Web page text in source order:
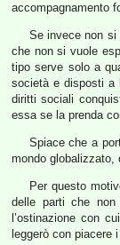
accompagnamento
Se invece non
che non si vuole
tipo serve solo a
società e disposti a
diritti sociali
essa se la prenda
Spiace che a
mondo globalizzato,
Per questo
delle parti che non
l’ostinazione con
leggerò con piacere